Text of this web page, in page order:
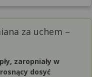
za uchem –
zaropniały w
dosyć